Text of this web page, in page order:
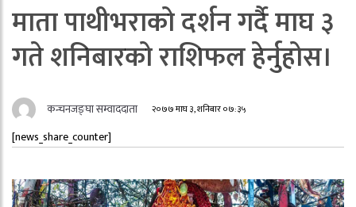
माता पाथीभराको दर्शन गर्दै माघ ३
गते शनिबारको राशिफल हेर्नुहोस।
कन्चनजङ्घा सम्वाददाता २०७७ माघ ३, शनिबार ०७:३५
[news_share_counter]